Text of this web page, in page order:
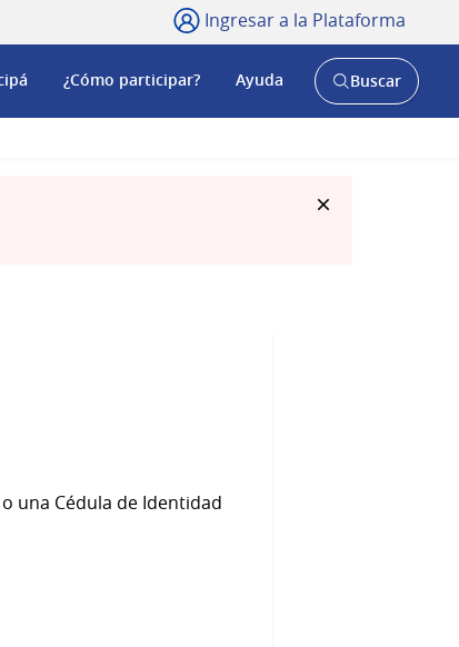
Ingresar a la Plataforma
¿Cómo participar? Ayuda
AbrirBuscar
una Cédula de Identidad